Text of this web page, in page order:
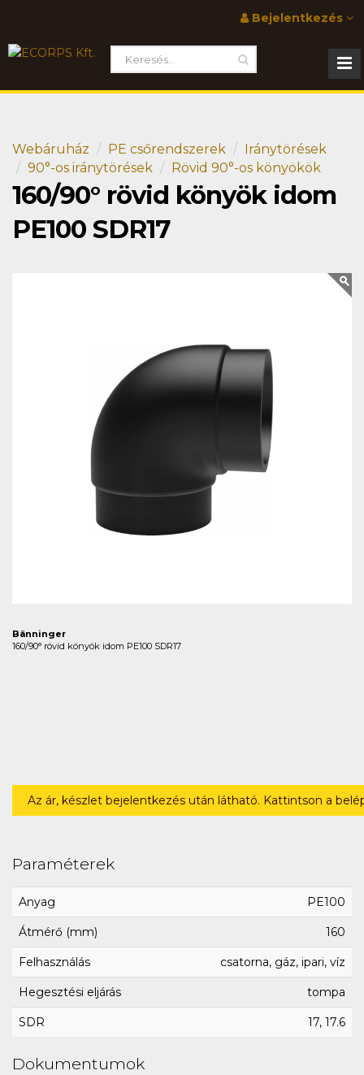
Bejelentkezés
Webáruház PE csőrendszerek
Iránytörések
90°-os iránytörések
Rövid 90°-os könyökök
160/90° rövid könyök idom
PE100 SDR17
Bänninger
160/90° rövid könyök idom PE100 SDR17
Az ár, készlet bejelentkezés után látható. Kattintson a
Paraméterek
Anyag PE100
Átmérő (mm) 160
Felhasználás csatorna, gáz, ipari, víz
Hegesztési eljárás tompa
SDR 17, 17.6
Dokumentumok